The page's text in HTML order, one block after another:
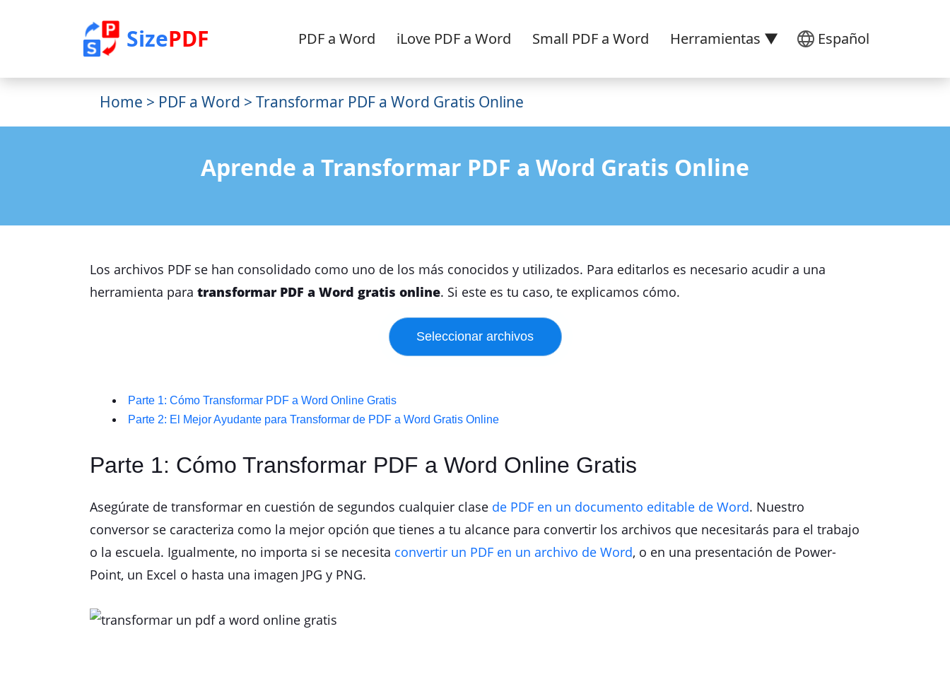
SizePDF Español
PDF a Word iLove PDF a Word Small PDF a Word Herramientas ▼
Home > PDF a Word > Transformar PDF a Word Gratis Online
Aprende a Transformar PDF a Word Gratis Online
Los archivos PDF se han consolidado como uno de los más conocidos y utilizados. Para editarlos es necesario acudir a una
herramienta para transformar PDF a Word gratis online. Si este es tu caso, te explicamos cómo.
Parte 1: Cómo Transformar PDF a Word Online Gratis
Parte 2: El Mejor Ayudante para Transformar de PDF a Word Gratis Online
Parte 1: Cómo Transformar PDF a Word Online Gratis
Asegúrate de transformar en cuestión de segundos cualquier clase de PDF en un documento editable de Word. Nuestro
conversor se caracteriza como la mejor opción que tienes a tu alcance para convertir los archivos que necesitarás para el trabajo
o la escuela. Igualmente, no importa si se necesita convertir un PDF en un archivo de Word, o en una presentación de Power-
Point, un Excel o hasta una imagen JPG y PNG.